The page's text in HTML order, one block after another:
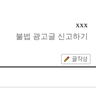
xxx
불법 광고글 신고하기